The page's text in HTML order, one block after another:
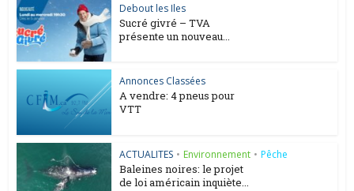
Debout les Iles
Sucré givré – TVA
présente un nouveau...
Annonces Classées
A vendre: 4 pneus pour
VTT
ACTUALITES • Environnement • Pêche
Baleines noires: le projet
de loi américain inquiète...